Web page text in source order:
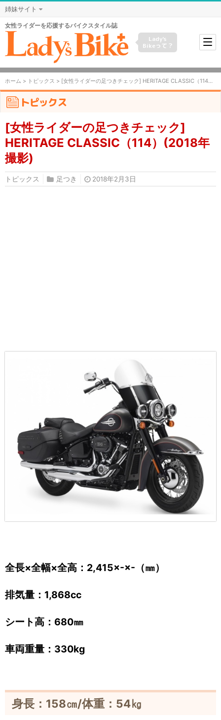
姉妹サイト
女性ライダーを応援するバイクスタイル誌
Lady's
Bikeって？
ホーム > トピックス > [女性ライダーの足つきチェック] HERITAGE CLASSIC（114）(2018年撮影)
トピックス
[女性ライダーの足つきチェック]
HERITAGE CLASSIC（114）(2018年
撮影)
トピックス 足つき 2018年2月3日
全長×全幅×全高：2,415×-×-（㎜）
排気量：1,868cc
シート高：680㎜
車両重量：330kg
身長：158㎝/体重：54㎏